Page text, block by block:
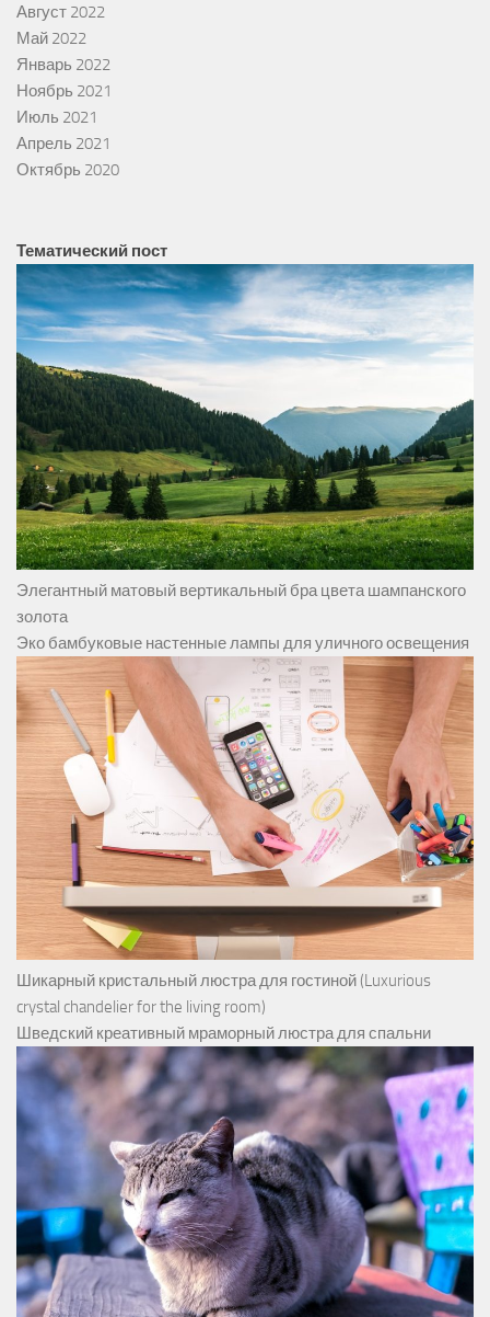
Август 2022
Май 2022
Январь 2022
Ноябрь 2021
Июль 2021
Апрель 2021
Октябрь 2020
Тематический пост
Элегантный матовый вертикальный бра цвета шампанского
золота
Эко бамбуковые настенные лампы для уличного освещения
Шикарный кристальный люстра для гостиной (Luxurious
crystal chandelier for the living room)
Шведский креативный мраморный люстра для спальни